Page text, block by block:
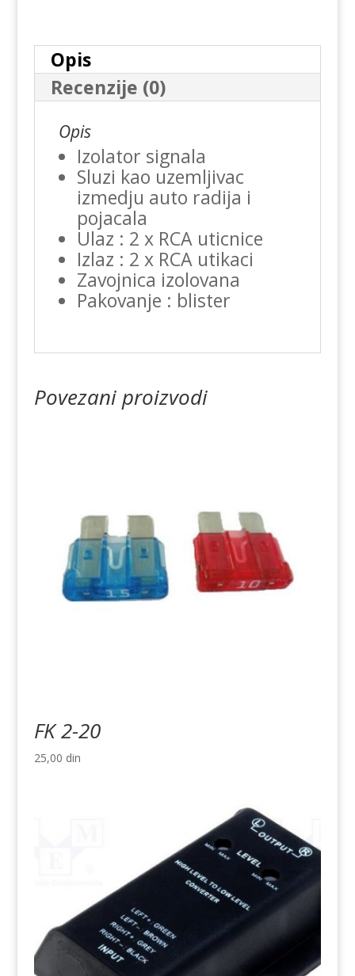
Opis
Recenzije (0)
Opis
Izolator signala
Sluzi kao uzemljivac
izmedju auto radija i
pojacala
Ulaz : 2 x RCA uticnice
Izlaz : 2 x RCA utikaci
Zavojnica izolovana
Pakovanje : blister
Povezani proizvodi
FK 2-20
25,00 din